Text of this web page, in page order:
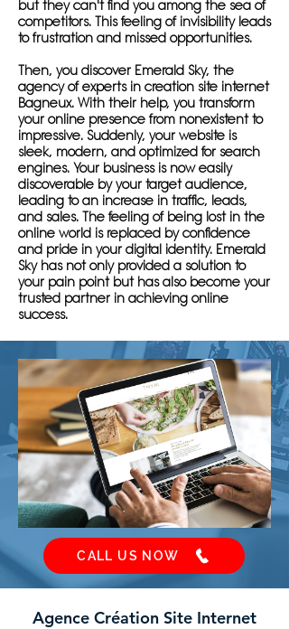
but they can't find you among the sea of
competitors. This feeling of invisibility leads
to frustration and missed opportunities.
Then, you discover Emerald Sky, the
agency of experts in creation site internet
Bagneux. With their help, you transform
your online presence from nonexistent to
impressive. Suddenly, your website is
sleek, modern, and optimized for search
engines. Your business is now easily
discoverable by your target audience,
leading to an increase in traffic, leads,
and sales. The feeling of being lost in the
online world is replaced by confidence
and pride in your digital identity. Emerald
Sky has not only provided a solution to
your pain point but has also become your
trusted partner in achieving online
success.
CALL US NOW
Agence Création Site Internet